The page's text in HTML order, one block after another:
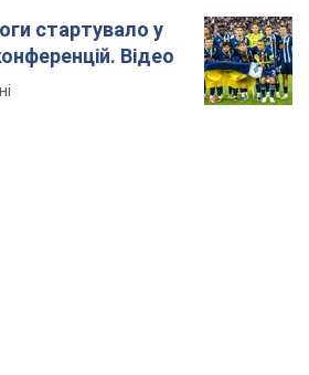
стартувало у
Відео